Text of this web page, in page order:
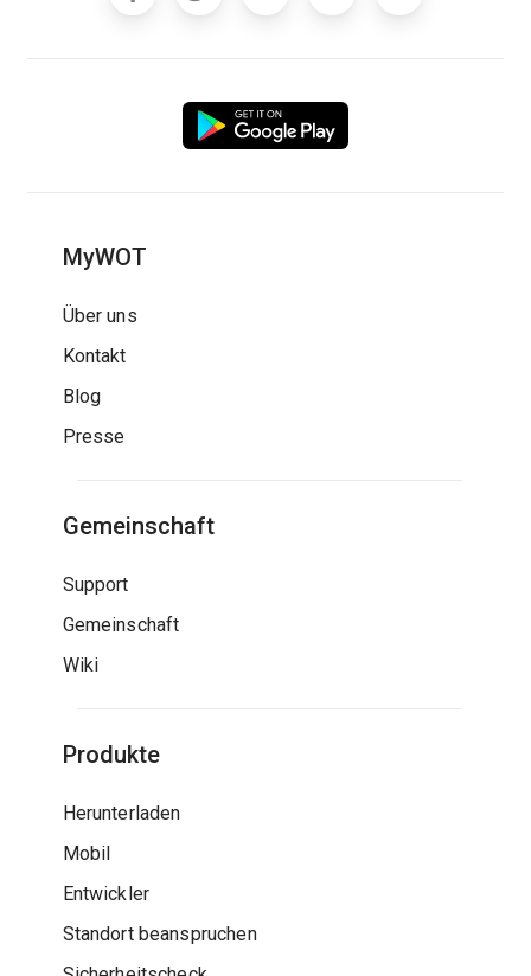
MyWOT
Über uns
Kontakt
Blog
Presse
Gemeinschaft
Support
Gemeinschaft
Wiki
Produkte
Herunterladen
Mobil
Entwickler
Standort beanspruchen